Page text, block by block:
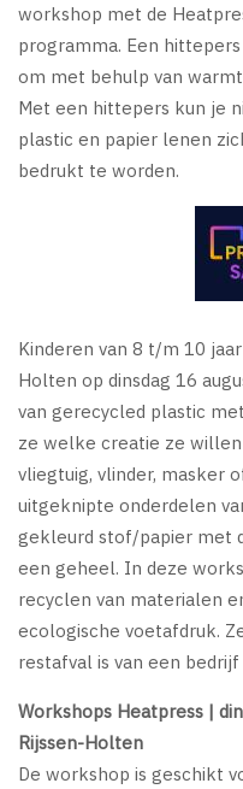
workshop met de
programma. Een
om met behulp van
Met een hittepers kun je
plastic en papier lenen
bedrukt te worden.
Kinderen van 8 t/m 10
Holten op dinsdag 16
van gerecycled plastic
ze welke creatie ze
vliegtuig, vlinder, masker
uitgeknipte onderdelen
gekleurd stof/papier met
een geheel. In deze
recyclen van materialen
ecologische voetafdruk.
restafval is van een
Workshops Heatpress |
Rijssen-Holten
De workshop is geschikt